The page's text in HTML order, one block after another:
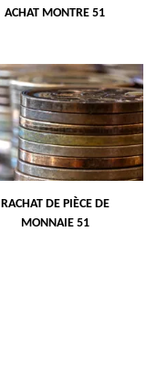
ACHAT MONTRE 51
RACHAT DE PIÈCE DE
MONNAIE 51